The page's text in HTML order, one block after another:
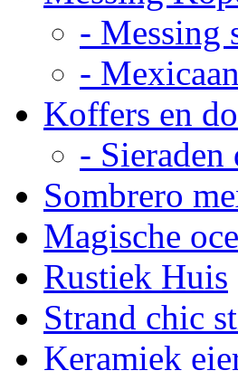
- Messing
-
Koffers en
- Sieraden
Sombrero
Magische
Rustiek Huis
Strand chic
Keramiek